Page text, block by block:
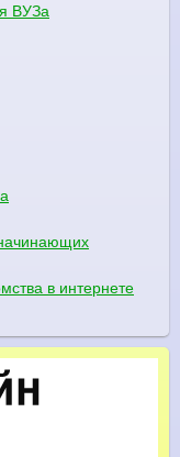
ВУЗа
в интернете